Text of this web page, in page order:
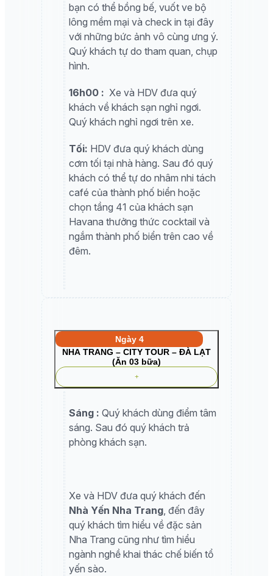
bạn có thể bồng bế, vuốt ve bộ
lông mềm mại và check in tại đây
với những bức ảnh vô cùng ưng ý.
Quý khách tự do tham quan, chụp
hình.
16h00 : Xe và HDV đưa quý
khách về khách sạn nghỉ ngơi.
Quý khách nghỉ ngơi trên xe.
Tối: HDV đưa quý khách dùng
cơm tối tại nhà hàng. Sau đó quý
khách có thể tự do nhâm nhi tách
café của thành phố biển hoặc
chọn tầng 41 của khách sạn
Havana thưởng thức cocktail và
ngắm thành phố biển trên cao về
đêm.
Ngày 4
NHA TRANG – CITY TOUR – ĐÀ LẠT
(Ăn 03 bữa)
Sáng : Quý khách dùng điểm tâm
sáng. Sau đó quý khách trả
phòng khách sạn.
Xe và HDV đưa quý khách đến
Nhà Yến Nha Trang, đến đây
quý khách tìm hiểu về đặc sản
Nha Trang cũng như tìm hiểu
ngành nghề khai thác chế biến tổ
yến sào.